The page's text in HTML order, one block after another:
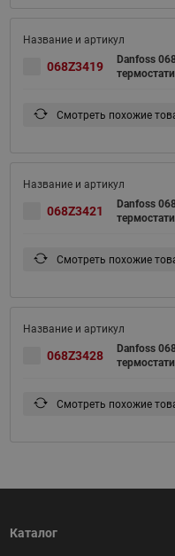
068Z3419
Danfoss
Смотреть похожие
068Z3421
Danfoss
Смотреть похожие
068Z3428
Danfoss
Смотреть похожие
Каталог